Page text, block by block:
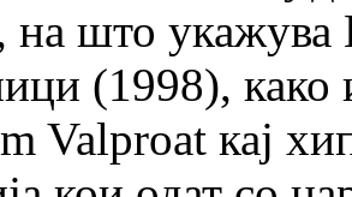
на што укажува
(1998), како
Valproat кај